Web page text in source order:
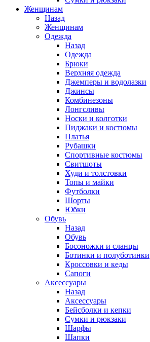
Женщинам
Назад
Женщинам
Одежда
Назад
Одежда
Брюки
Верхняя одежда
Джемперы и водолазки
Джинсы
Комбинезоны
Лонгсливы
Носки и колготки
Пиджаки и костюмы
Платья
Рубашки
Спортивные костюмы
Свитшоты
Худи и толстовки
Топы и майки
Футболки
Шорты
Юбки
Обувь
Назад
Обувь
Босоножки и сланцы
Ботинки и полуботинки
Кроссовки и кеды
Сапоги
Аксессуары
Назад
Аксессуары
Бейсболки и кепки
Сумки и рюкзаки
Шарфы
Шапки